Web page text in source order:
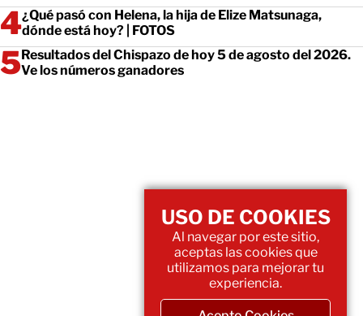
¿Qué pasó con Helena, la hija de Elize Matsunaga,
dónde está hoy? | FOTOS
Resultados del Chispazo de hoy 5 de agosto del 2026.
Ve los números ganadores
USO DE COOKIES
Al navegar por este sitio,
aceptas las cookies que
utilizamos para mejorar tu
experiencia.